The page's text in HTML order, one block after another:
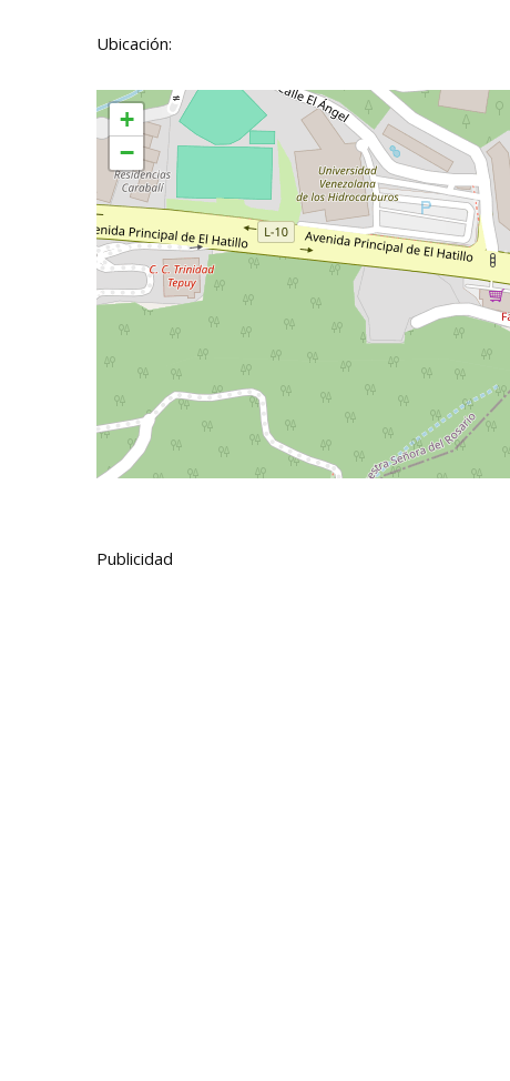
Ubicación:
+
−
Publicidad